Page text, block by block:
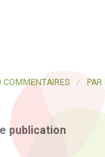
COMMENTAIRES / PAR
publication